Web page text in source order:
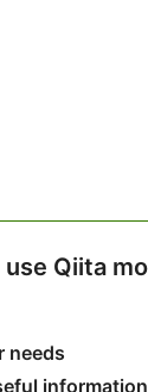
Qiita
needs
information